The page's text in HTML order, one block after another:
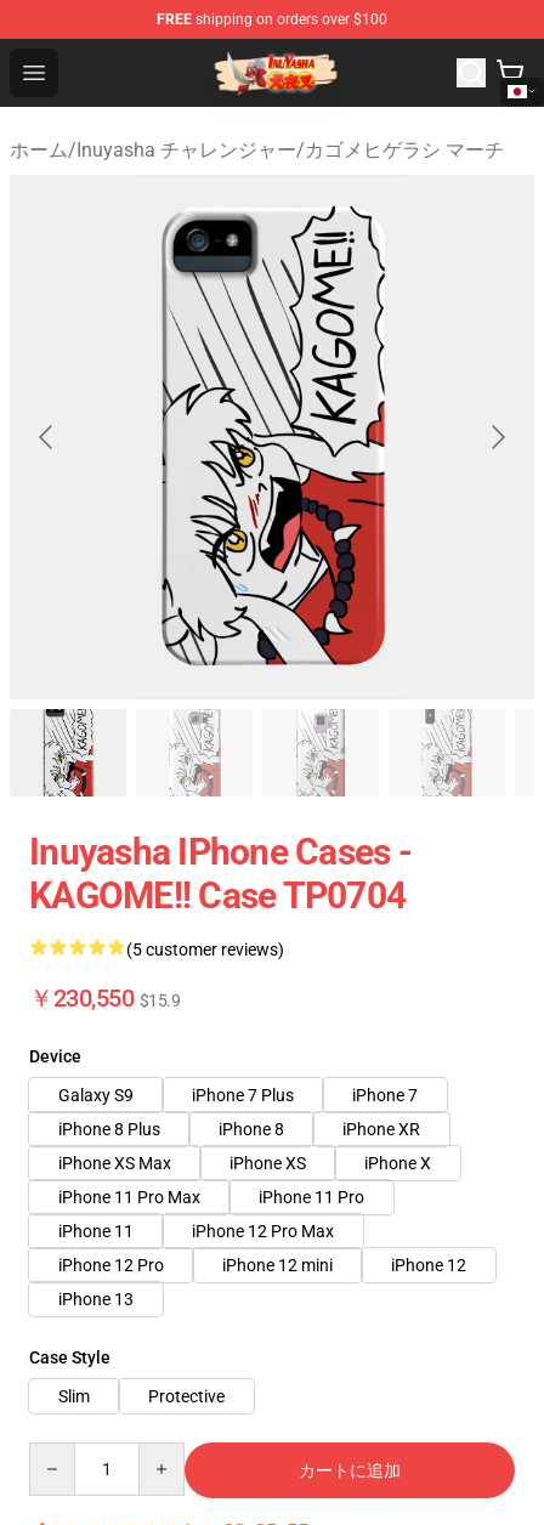
FREE shipping on orders over $100
Open menu
Inuyasha Store - Official Inuyasha Merchandise Shop
ホーム/Inuyasha チャレンジャー/カゴメヒゲラシ マーチ
Inuyasha IPhone Cases -
KAGOME!! Case TP0704
(5 customer reviews)
￥230,550 $15.9
Device
Galaxy S9
iPhone 7 Plus
iPhone 7
iPhone 8 Plus
iPhone 8
iPhone XR
iPhone XS Max
iPhone XS
iPhone X
iPhone 11 Pro Max
iPhone 11 Pro
iPhone 11
iPhone 12 Pro Max
iPhone 12 Pro
iPhone 12 mini
iPhone 12
iPhone 13
Case Style
Slim
Protective
カートに追加